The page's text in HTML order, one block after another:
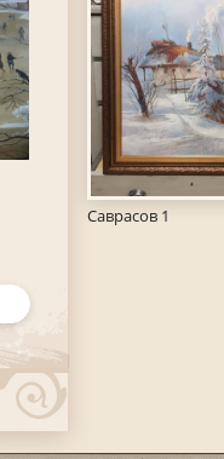
Саврасов 1